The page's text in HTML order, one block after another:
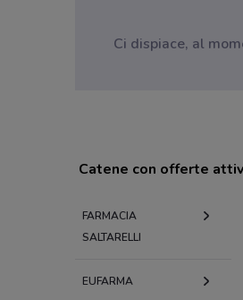
Ci dispiace, al
Catene con offerte
FARMACIA
SALTARELLI
EUFARMA